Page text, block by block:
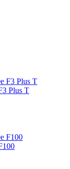
Plus T